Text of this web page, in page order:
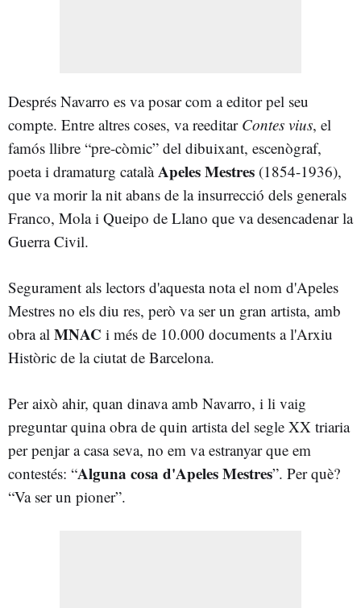
Després Navarro es va posar com a editor pel seu
compte. Entre altres coses, va reeditar Contes vius, el
famós llibre “pre-còmic” del dibuixant, escenògraf,
poeta i dramaturg catalàApeles Mestres (1854-1936),
que va morir la nit abans de la insurrecció dels generals
Franco, Mola i Queipo de Llano que va desencadenar la
Guerra Civil.
Segurament als lectors d'aquesta nota el nom d'Apeles
Mestres no els diu res, però va ser un gran artista, amb
obra al MNAC i més de 10.000 documents a l'Arxiu
Històric de la ciutat de Barcelona.
Per això ahir, quan dinava amb Navarro, i li vaig
preguntar quina obra de quin artista del segle XX triaria
per penjar a casa seva, no em va estranyar que em
contestés: “Alguna cosa d'Apeles Mestres”. Per què?
“Va ser un pioner”.